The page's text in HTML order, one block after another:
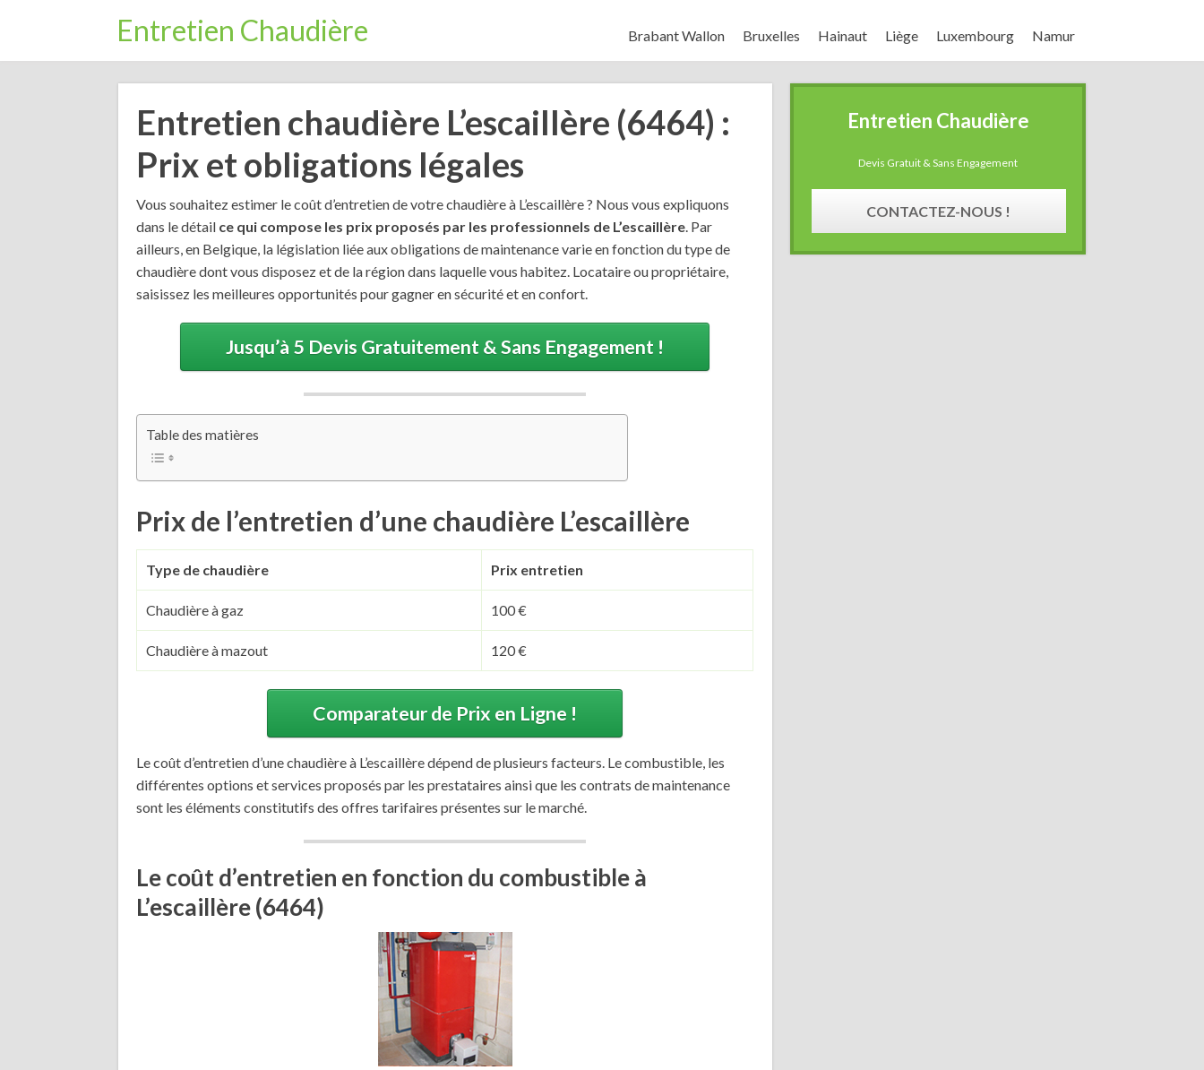
Entretien Chaudière Brabant Wallon Bruxelles Hainaut Liège Luxembourg Namur
Entretien chaudière L’escaillère (6464) :
Prix et obligations légales
Vous souhaitez estimer le coût d’entretien de votre chaudière à L’escaillère ? Nous vous expliquons
dans le détail ce qui compose les prix proposés par les professionnels de L’escaillère. Par
ailleurs, en Belgique, la législation liée aux obligations de maintenance varie en fonction du type de
chaudière dont vous disposez et de la région dans laquelle vous habitez. Locataire ou propriétaire,
saisissez les meilleures opportunités pour gagner en sécurité et en confort.
Jusqu’à 5 Devis Gratuitement & Sans Engagement !
Table des matières
Prix de l’entretien d’une chaudière L’escaillère
Type de chaudière Prix entretien
Chaudière à gaz 100 €
Chaudière à mazout 120 €
Comparateur de Prix en Ligne !
Le coût d’entretien d’une chaudière à L’escaillère dépend de plusieurs facteurs. Le combustible, les
différentes options et services proposés par les prestataires ainsi que les contrats de maintenance
sont les éléments constitutifs des offres tarifaires présentes sur le marché.
Le coût d’entretien en fonction du combustible à
L’escaillère (6464)
Entretien Chaudière
Devis Gratuit & Sans Engagement
CONTACTEZ-NOUS !